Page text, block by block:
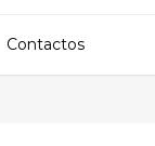
Contactos